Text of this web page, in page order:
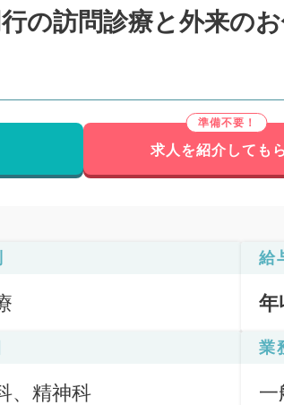
の訪問診療と外来の
求人を紹介しても
給
年
、精神科
業
一